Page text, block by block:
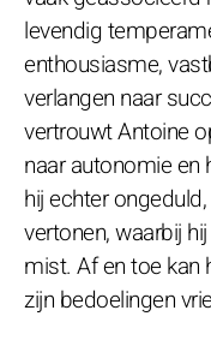
levendig
enthousiasme,
verlangen naar
vertrouwt Antoine
naar autonomie en
hij echter
vertonen, waarbij
mist. Af en toe kan
zijn bedoelingen